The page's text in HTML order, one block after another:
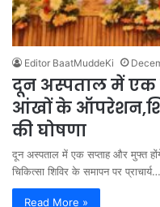
Editor BaatMuddeKi
दून अस्पताल में एक
आंखों के
की घोषणा
दून अस्पताल में एक सप्ताह और मुफ्त
चिकित्सा शिविर के समापन पर प्राचार्य…
Read More »